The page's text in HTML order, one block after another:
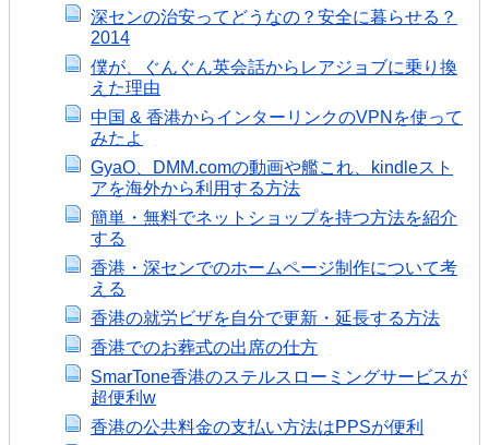
深センの治安ってどうなの？安全に暮らせる？
2014
僕が、ぐんぐん英会話からレアジョブに乗り換
えた理由
中国 & 香港からインターリンクのVPNを使って
みたよ
GyaO、DMM.comの動画や艦これ、kindleスト
アを海外から利用する方法
簡単・無料でネットショップを持つ方法を紹介
する
香港・深センでのホームページ制作について考
える
香港の就労ビザを自分で更新・延長する方法
香港でのお葬式の出席の仕方
SmarTone香港のステルスローミングサービスが
超便利w
香港の公共料金の支払い方法はPPSが便利